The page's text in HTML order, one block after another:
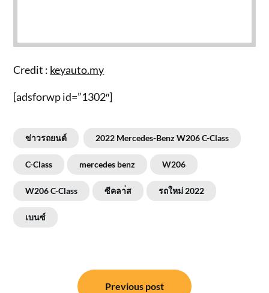
Credit : keyauto.my
[adsforwp id=”1302″]
ข่าวรถยนต์ 2022 Mercedes-Benz W206 C-Class
C-Class mercedes benz W206
W206 C-Class ซีคลา่ส รถใหม่ 2022
เบนซ์
Previous post